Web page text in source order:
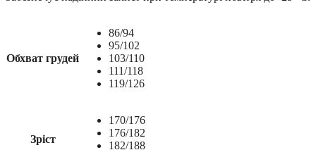
Обхват грудей
86/94
95/102
103/110
111/118
119/126
Зріст
170/176
176/182
182/188